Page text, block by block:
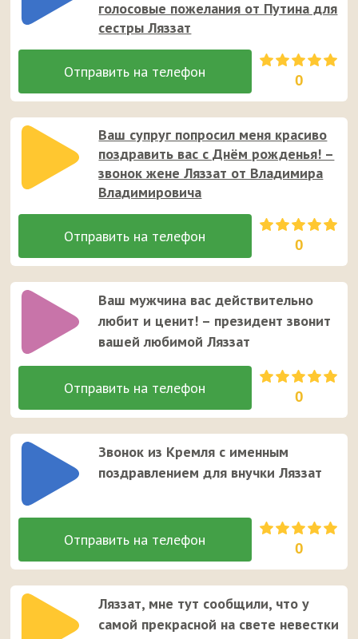
голосовые пожелания от Путина для
сестры Ляззат
0
Ваш супруг попросил меня красиво
поздравить вас с Днём рожденья! –
звонок жене Ляззат от Владимира
Владимировича
0
Ваш мужчина вас действительно
любит и ценит! – президент звонит
вашей любимой Ляззат
0
Звонок из Кремля с именным
поздравлением для внучки Ляззат
0
Ляззат, мне тут сообщили, что у
самой прекрасной на свете невестки